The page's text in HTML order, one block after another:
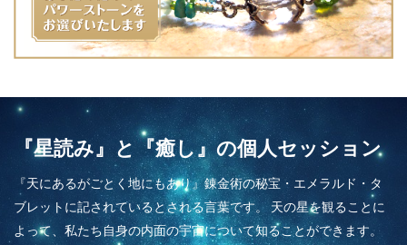
『星読み』と『癒し』の個人セッション
『天にあるがごとく地にもあり』錬金術の秘宝・エメラルド・タ
ブレットに記されているとされる言葉です。 天の星を観ることに
よって、私たち自身の内面の宇宙について知ることができます。